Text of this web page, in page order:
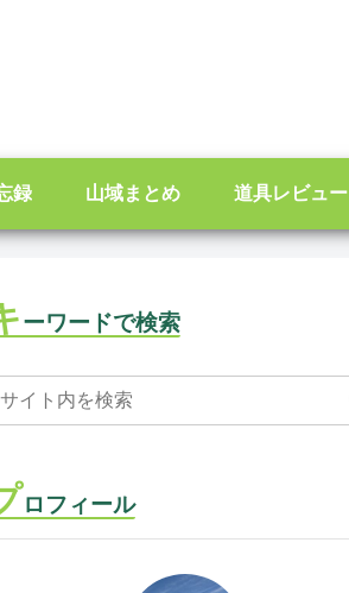
録 山域まとめ 道具レビュー
ーワードで検索
ロフィール